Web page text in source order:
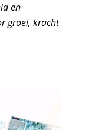
en
groei, kracht